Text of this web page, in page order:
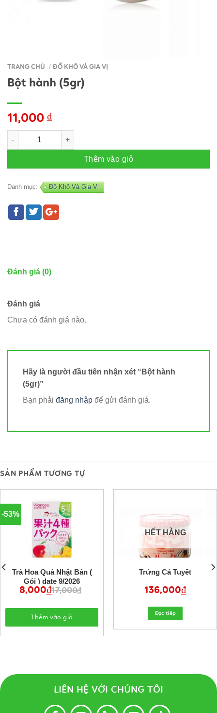
TRANG CHỦ / ĐỒ KHÔ VÀ GIA VỊ
Bột hành (5gr)
11,000 ₫
Bột hành (5gr) số lượng
Thêm vào giỏ
Danh mục: Đồ Khô Và Gia Vị
Đánh giá (0)
Đánh giá
Chưa có đánh giá nào.
Hãy là người đầu tiên nhận xét “Bột hành
(5gr)”
Bạn phải đăng nhập để gửi đánh giá.
SẢN PHẨM TƯƠNG TỰ
-53%
Trà Hoa Quả Nhật Bản (
Gói ) date 9/2026
17,000₫
Giá
gốc
17,000 ₫.
8,000₫Giá
hiện
là:
8,000 ₫.
Thêm vào giỏ
HẾT HÀNG
Trứng Cá Tuyết
136,000₫
Đọc tiêp
LIÊN HỆ VỚI CHÚNG TÔI